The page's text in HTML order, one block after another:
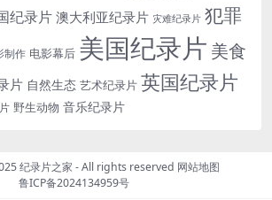
纪录片 澳大利亚纪录片 灾难纪录片 犯罪
制作 电影幕后 美国纪录片 美食
片 自然生态 艺术纪录片 英国纪录片
野生动物 音乐纪录片
纪录片之家 - All rights reserved 网站地图
鲁ICP备2024134959号